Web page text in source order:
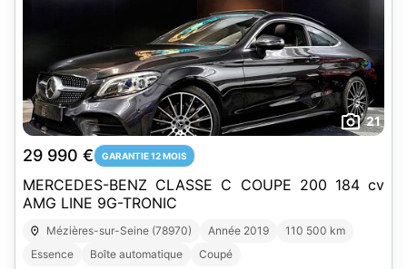
21
29 990 € GARANTIE 12 MOIS
MERCEDES-BENZ CLASSE C COUPE 200 184 cv
AMG LINE 9G-TRONIC
Mézières-sur-Seine (78970) Année 2019
110 500 km
Essence
Boîte automatique Coupé